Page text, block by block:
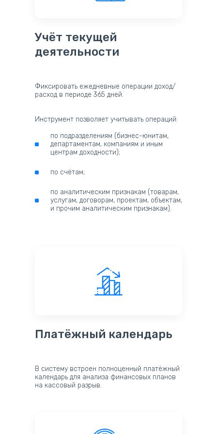
Учёт текущей
деятельности
Фиксировать ежедневные операции доход/
расход в периоде 365 дней.
Инструмент позволяет учитывать операций:
по подразделениям (бизнес-юнитам,
департаментам, компаниям и иным
центрам доходности);
по счётам;
по аналитическим признакам (товарам,
услугам, договорам, проектам, объектам,
и прочим аналитическим признакам).
Платёжный календарь
В систему встроен полноценный платёжный
календарь для анализа финансовых планов
на кассовый разрыв.